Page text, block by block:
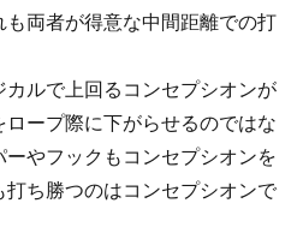
両者が得意な中間距離での打
ルで上回るコンセプシオンが
ープ際に下がらせるのではな
やフックもコンセプシオンを
ち勝つのはコンセプシオンで